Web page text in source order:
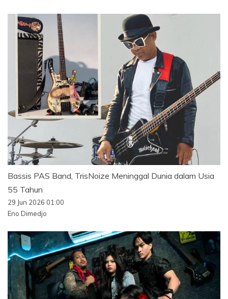
Bassis PAS Band, TrisNoize Meninggal Dunia dalam Usia
55 Tahun
29 Jun 2026 01:00
Eno Dimedjo